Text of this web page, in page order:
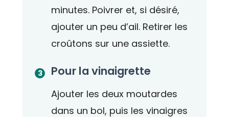
minutes. Poivrer et, si désiré,
ajouter un peu d’ail. Retirer les
croûtons sur une assiette.
Pour la vinaigrette
Ajouter les deux moutardes
dans un bol, puis les vinaigres